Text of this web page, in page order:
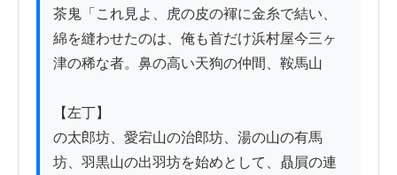
茶鬼「これ見よ、虎の皮の褌に金糸で結い、
綿を縫わせたのは、俺も首だけ浜村屋今三ヶ
津の稀な者。鼻の高い天狗の仲間、鞍馬山
【左丁】
の太郎坊、愛宕山の治郎坊、湯の山の有馬
坊、羽黒山の出羽坊を始めとして、贔屓の連